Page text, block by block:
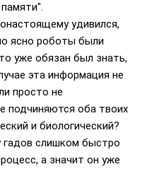
удивился,
ясно роботы были
уже обязан был знать,
эта информация не
просто не
подчиняются оба твоих
и биологический?
гадов слишком быстро
а значит он уже